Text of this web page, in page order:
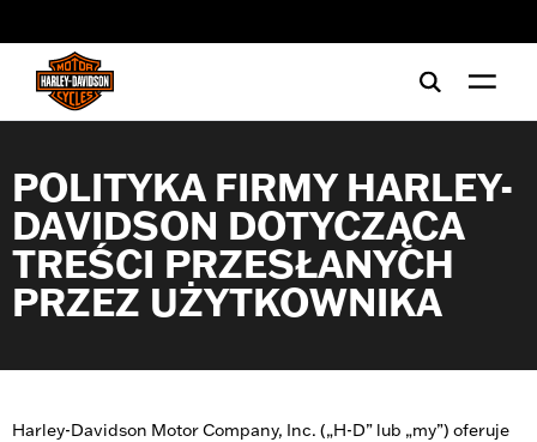
POLITYKA FIRMY HARLEY-
DAVIDSON DOTYCZĄCA
TREŚCI PRZESŁANYCH
PRZEZ UŻYTKOWNIKA
Harley-Davidson Motor Company, Inc. („H-D” lub „my”) oferuje